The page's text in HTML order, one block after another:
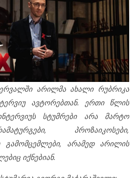
არილმა ახალი რუბრიკა
ავტორებთან. ერთი წლის
სტუმრები არა მარტო
პროზაიკოსები,
გამომცემლები, არამედ არილის
იქნებიან.